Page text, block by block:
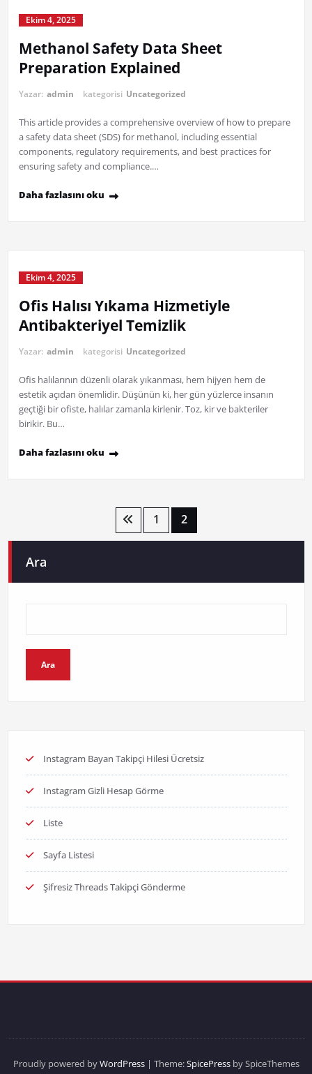
Ekim 4, 2025
Methanol Safety Data Sheet
Preparation Explained
Yazar: admin kategorisi Uncategorized
This article provides a comprehensive overview of how to prepare
a safety data sheet (SDS) for methanol, including essential
components, regulatory requirements, and best practices for
ensuring safety and compliance.…
Daha fazlasını oku
Ekim 4, 2025
Ofis Halısı Yıkama Hizmetiyle
Antibakteriyel Temizlik
Yazar: admin kategorisi Uncategorized
Ofis halılarının düzenli olarak yıkanması, hem hijyen hem de
estetik açıdan önemlidir. Düşünün ki, her gün yüzlerce insanın
geçtiği bir ofiste, halılar zamanla kirlenir. Toz, kir ve bakteriler
birikir. Bu…
Daha fazlasını oku
sayfalaması
1 2
Ara
Ara
Instagram Bayan Takipçi Hilesi Ücretsiz
Instagram Gizli Hesap Görme
Liste
Sayfa Listesi
Şifresiz Threads Takipçi Gönderme
Proudly powered byWordPress| Theme:SpicePressby SpiceThemes